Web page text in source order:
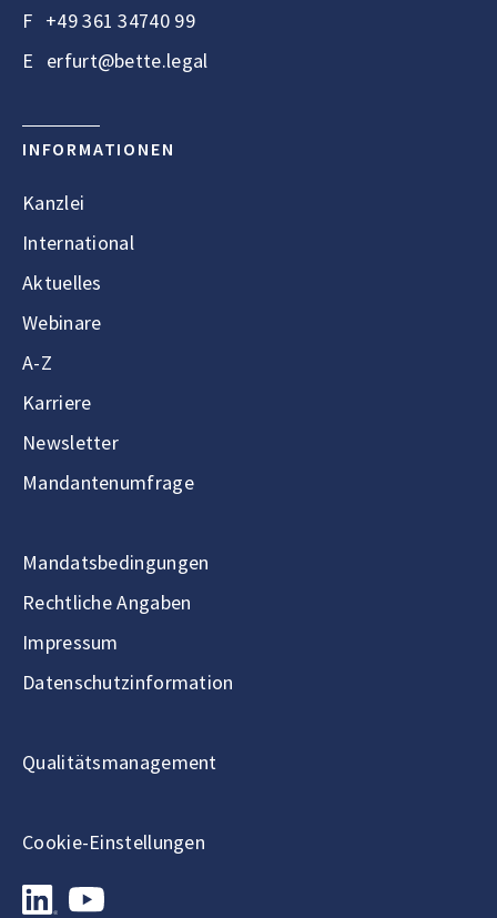
F +49 361 34740 99
E erfurt@bette.legal
INFORMATIONEN
Kanzlei
International
Aktuelles
Webinare
A-Z
Karriere
Newsletter
Mandantenumfrage
Mandatsbedingungen
Rechtliche Angaben
Impressum
Datenschutzinformation
Qualitätsmanagement
Cookie-Einstellungen